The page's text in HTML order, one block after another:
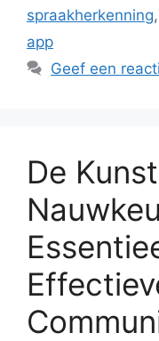
spraakherkenning,
app
Geef een
De